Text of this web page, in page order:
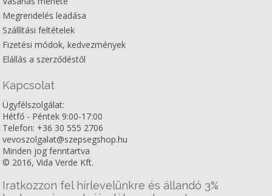
Megrendelés leadása
Szállítási feltételek
Fizetési módok, kedvezmények
Elállás a szerződéstől
Kapcsolat
Ügyfélszolgálat:
Hétfő - Péntek 9:00-17:00
Telefon: +36 30 555 2706
vevoszolgalat@szepsegshop.hu
Minden jog fenntartva
© 2016, Vida Verde Kft.
Iratkozzon fel hírlevelünkre és állandó 3%